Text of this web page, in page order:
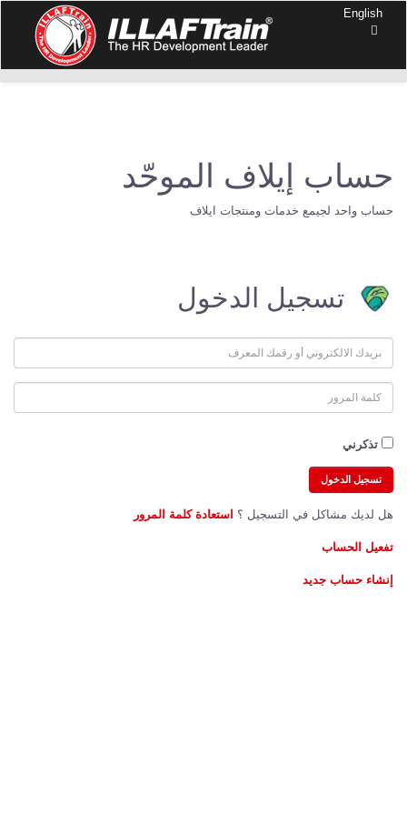
English
حساب إيلاف الموحّد
حساب واحد لجيمع خدمات ومنتجات ايلاف
تسجيل الدخول
تذكرني
هل لديك مشاكل في التسجيل ؟ استعادة كلمة المرور
تفعيل الحساب
إنشاء حساب جديد